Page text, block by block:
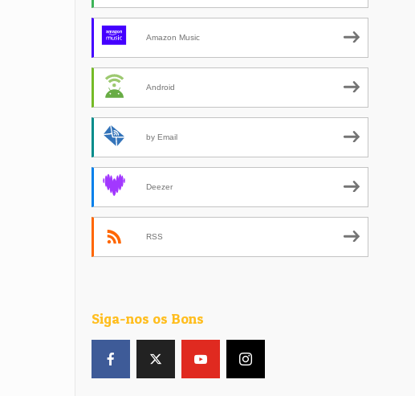
Amazon Music
Android
by Email
Deezer
RSS
Siga-nos os Bons